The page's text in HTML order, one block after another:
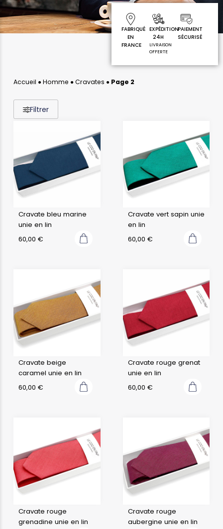
FABRIQUÉ
EN
FRANCE
EXPÉDITION
24H
LIVRAISON
OFFERTE
PAIEMENT
SÉCURISÉ
Accueil ●Homme ●Cravates ● Page 2
Filtrer
Cravate bleu marine
unie en lin
60,00 €
Cravate vert sapin unie
en lin
60,00 €
Cravate beige
caramel unie en lin
60,00 €
Cravate rouge grenat
unie en lin
60,00 €
Cravate rouge
grenadine unie en lin
Cravate rouge
aubergine unie en lin